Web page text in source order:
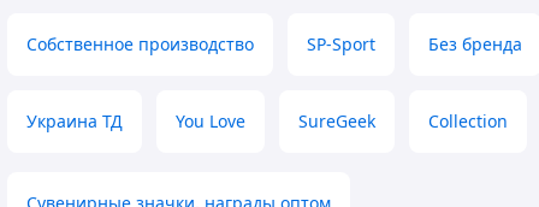
Собственное производство SP-Sport Без бренда
Украина ТД You Love SureGeek Collection